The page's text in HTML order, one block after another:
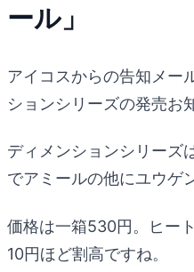
ール」
アイコスからの告知メー
ションシリーズの発売お
ディメンションシリーズ
でアミールの他にユウゲ
価格は一箱530円。ヒー
10円ほど割高ですね。